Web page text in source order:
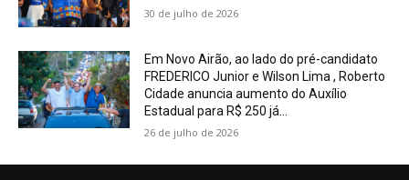
30 de julho de 2026
Em Novo Airão, ao lado do pré-candidato
FREDERICO Junior e Wilson Lima , Roberto
Cidade anuncia aumento do Auxílio
Estadual para R$ 250 já...
26 de julho de 2026